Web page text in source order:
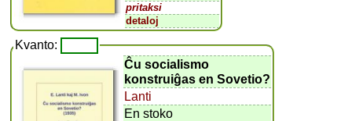
pritaksi
detaloj
Kvanto:
Ĉu socialismo
konstruiĝas en Sovetio?
Lanti
En stoko